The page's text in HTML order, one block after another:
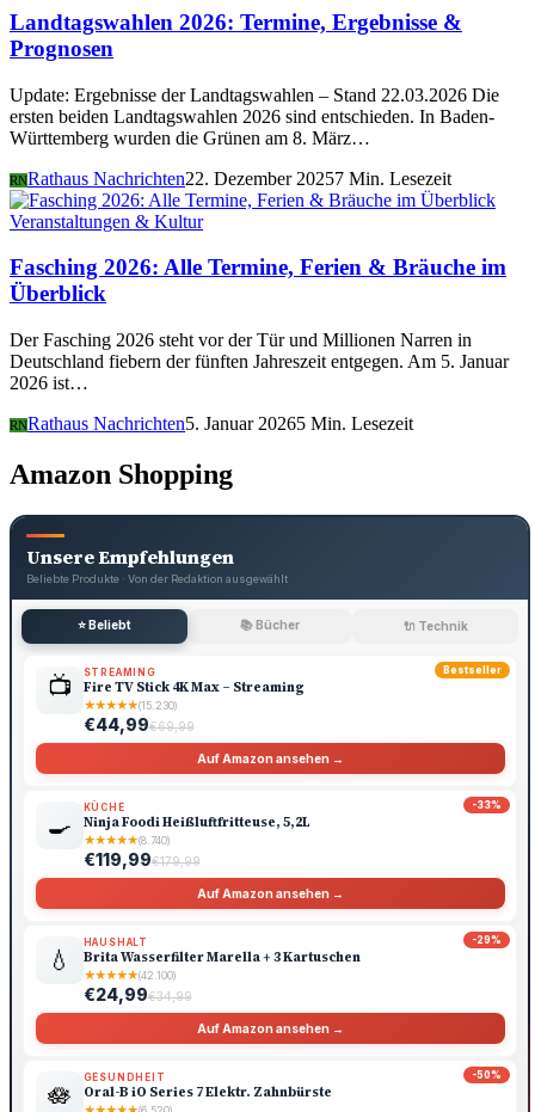
Landtagswahlen 2026: Termine, Ergebnisse &
Prognosen
Update: Ergebnisse der Landtagswahlen – Stand 22.03.2026 Die
ersten beiden Landtagswahlen 2026 sind entschieden. In Baden-
Württemberg wurden die Grünen am 8. März…
RNRathaus Nachrichten22. Dezember 20257 Min. Lesezeit
Veranstaltungen & Kultur
Fasching 2026: Alle Termine, Ferien & Bräuche im
Überblick
Der Fasching 2026 steht vor der Tür und Millionen Narren in
Deutschland fiebern der fünften Jahreszeit entgegen. Am 5. Januar
2026 ist…
RNRathaus Nachrichten5. Januar 20265 Min. Lesezeit
Amazon Shopping
Unsere Empfehlungen
Beliebte Produkte · Von der Redaktion ausgewählt
⭐ Beliebt 📚 Bücher 🔌 Technik
Bestseller
📺 STREAMING
Fire TV Stick 4K Max – Streaming
★★★★★(15.230)
€44,99€69,99
Auf Amazon ansehen →
-33%
🍳
KÜCHE
Ninja Foodi Heißluftfritteuse, 5,2L
★★★★★(8.740)
€119,99€179,99
Auf Amazon ansehen →
-29%
💧
HAUSHALT
Brita Wasserfilter Marella + 3 Kartuschen
★★★★★(42.100)
€24,99€34,99
Auf Amazon ansehen →
-50%
🪷
GESUNDHEIT
Oral-B iO Series 7 Elektr. Zahnbürste